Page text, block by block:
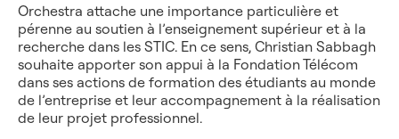
Orchestra attache une importance particulière et
pérenne au soutien à l’enseignement supérieur et à la
recherche dans les STIC. En ce sens, Christian Sabbagh
souhaite apporter son appui à la Fondation Télécom
dans ses actions de formation des étudiants au monde
de l’entreprise et leur accompagnement à la réalisation
de leur projet professionnel.